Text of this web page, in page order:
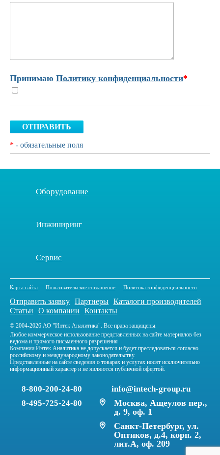
Принимаю Политику конфиденциальности*
ОТПРАВИТЬ
* - обязательные поля
Оборудование
Инжиниринг
Сервис
Карта сайта Пользовательское соглашение Политика конфиденциальности
Отправить заявку Партнеры Каталоги производителей
Статьи
О компании Контакты
© 2004-2026 АО "Интек Аналитика". Все права защищены.
Любое коммерческое использование представленных на сайте материалов без
ведома и прямого письменного разрешения
Компании Интек Аналитика не допускается и будет преследоваться согласно
российскому и международному законодательству.
Представленные на сайте сведения о товарах и услугах носят исключительно
информационный характер и не являются публичной офертой.
8-800-200-24-80
8-495-725-24-80
info@intech-group.ru
Москва, Ащеулов пер.,
д. 9, оф. 1
Санкт-Петербург, ул.
Оптиков, д.4, корп. 2,
лит.А, оф. 209